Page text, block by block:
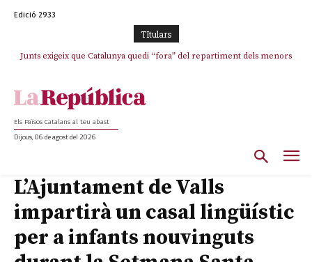
Edició 2933
TItulars
Junts exigeix que Catalunya quedi “fora” del repartiment dels menors
Els Països Catalans al teu abast
Dijous, 06 de agost del 2026
L’Ajuntament de Valls
impartirà un casal lingüístic
per a infants nouvinguts